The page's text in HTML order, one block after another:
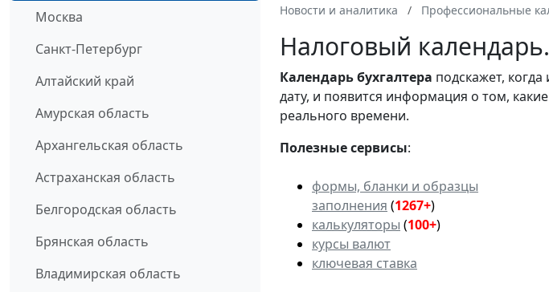
Москва
Санкт-Петербург
Алтайский край
Амурская область
Архангельская область
Астраханская область
Белгородская область
Брянская область
Владимирская область
Новости и аналитика Профессиональные
Налоговый
Календарьбухгалтера подскажет,
дату, и появится информация о том,
реального времени.
Полезные сервисы:
формы, бланки и образцы
заполнения (1267+)
калькуляторы (100+)
курсы валют
ключевая ставка